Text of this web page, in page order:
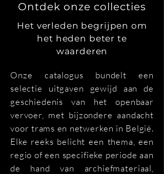
Ontdek onze collecties
Het verleden begrijpen om
het heden beter te
waarderen
Onze catalogus bundelt een
selectie uitgaven gewijd aan de
geschiedenis van het openbaar
vervoer, met bijzondere aandacht
voor trams en netwerken in België.
Elke reeks belicht een thema, een
regio of een specifieke periode aan
de hand van archiefmateriaal,